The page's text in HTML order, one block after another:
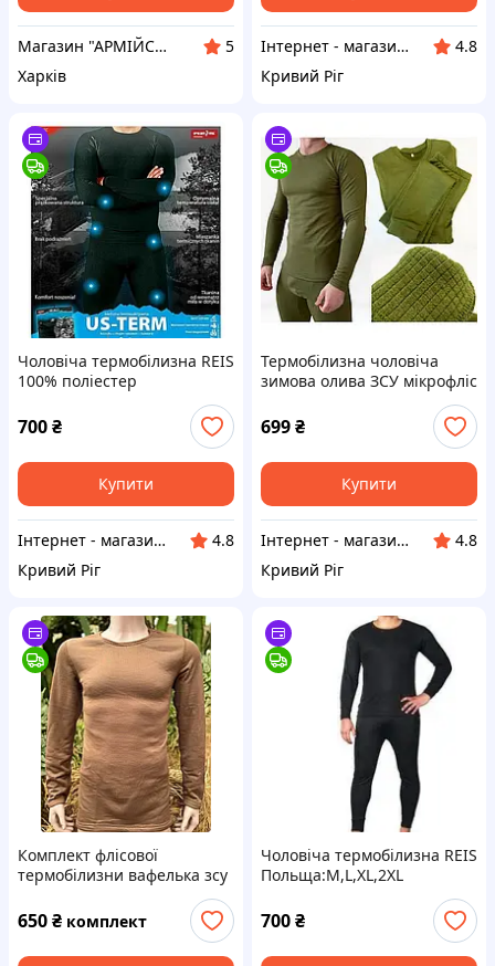
Магазин "АРМІЙСЬКИЙ"
5
Харків
Інтернет - магазин " Закупка онлайн "
4.8
Кривий Ріг
Чоловіча термобілизна REIS
100% поліестер
700₴
Купити
Інтернет - магазин " Закупка онлайн "
4.8
Кривий Ріг
Термобілизна чоловіча
зимова олива ЗСУ мікрофліс
699₴
Купити
Інтернет - магазин " Закупка онлайн "
4.8
Кривий Ріг
Комплект флісової
термобілизни вафелька зсу
для військовослужбовців,
Тактична зимова
термобільна білизна койот
нгу
650₴ комплект
Чоловіча термобілизна REIS
Польща:M,L,XL,2XL
700₴